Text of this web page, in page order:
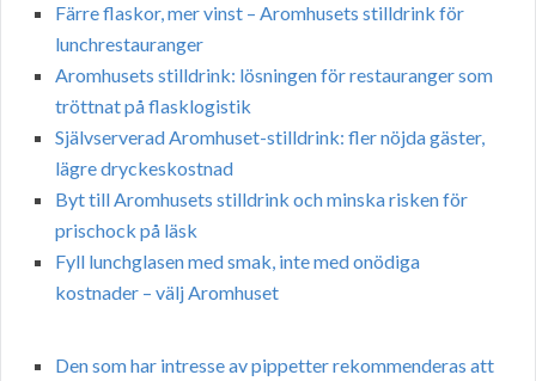
Färre flaskor, mer vinst – Aromhusets stilldrink för
lunchrestauranger
Aromhusets stilldrink: lösningen för restauranger som
tröttnat på flasklogistik
Självserverad Aromhuset-stilldrink: fler nöjda gäster,
lägre dryckeskostnad
Byt till Aromhusets stilldrink och minska risken för
prischock på läsk
Fyll lunchglasen med smak, inte med onödiga
kostnader – välj Aromhuset
Den som har intresse av pippetter rekommenderas att